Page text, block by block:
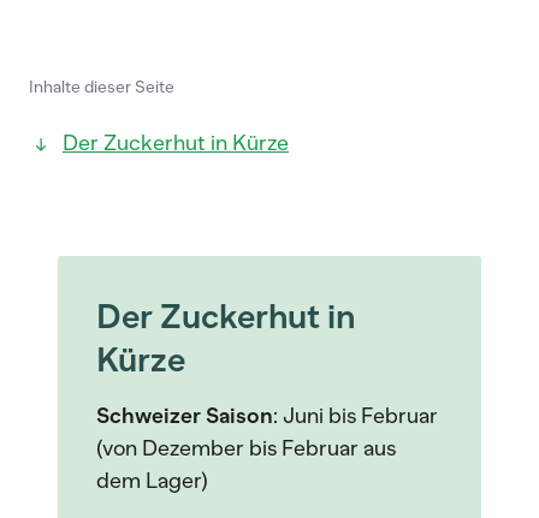
Inhalte dieser Seite
Der Zuckerhut in Kürze
Der Zuckerhut in
Kürze
Schweizer Saison: Juni bis Februar
(von Dezember bis Februar aus
dem Lager)